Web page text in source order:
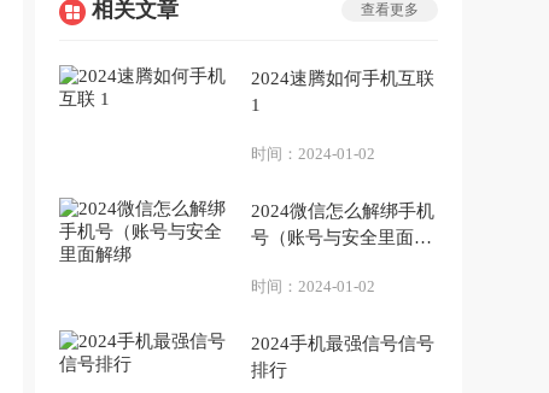
相关文章 查看更多
2024速腾如何手机互联
1
时间： 2024-01-02
2024微信怎么解绑手机
号（账号与安全里面解
时间： 2024-01-02
2024手机最强信号信号
排行